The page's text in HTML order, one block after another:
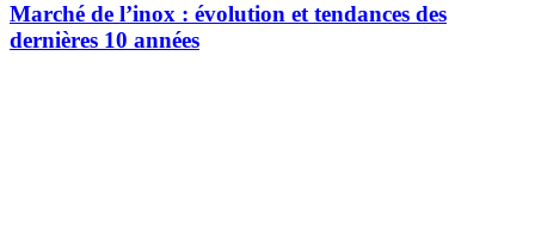
Marché de l’inox : évolution et tendances des
dernières 10 années